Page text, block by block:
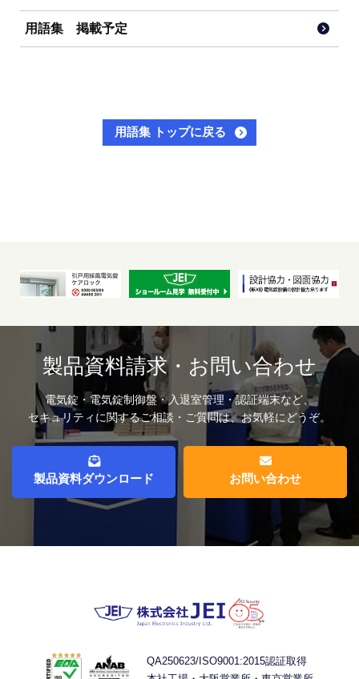
用語集 掲載予定
用語集 トップに戻る
製品資料請求・お問い合わせ
電気錠・電気錠制御盤・入退室管理・認証端末など、
セキュリティに関するご相談・ご質問は、お気軽にどうぞ。
製品資料ダウンロード お問い合わせ
QA250623/ISO9001:2015認証取得